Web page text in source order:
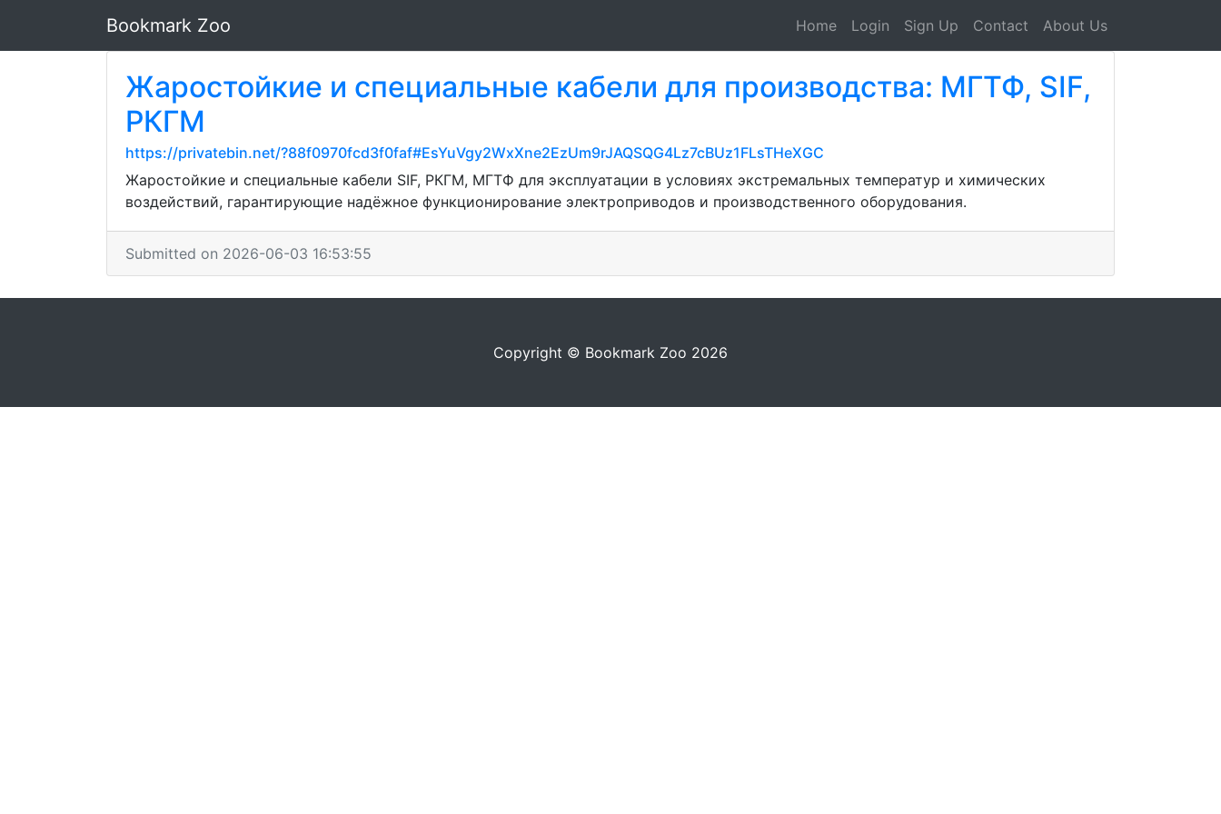
Bookmark Zoo Home Login Sign Up Contact About Us
Жаростойкие и специальные кабели для производства: МГТФ, SIF,
РКГМ
https://privatebin.net/?88f0970fcd3f0faf#EsYuVgy2WxXne2EzUm9rJAQSQG4Lz7cBUz1FLsTHeXGC
Жаростойкие и специальные кабели SIF, РКГМ, МГТФ для эксплуатации в условиях экстремальных температур и химических
воздействий, гарантирующие надёжное функционирование электроприводов и производственного оборудования.
Submitted on 2026-06-03 16:53:55
Copyright © Bookmark Zoo 2026